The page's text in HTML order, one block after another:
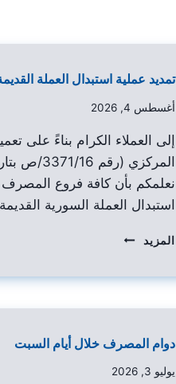
تمديد عملية استبدال العملة
أغسطس 4, 2026
إلى العملاء الكرام بناءً على
نعلمكم بأن كافة فروع المصرف
استبدال العملة السورية
المزيد
دوام المصرف خلال أيام السبت
يوليو 3, 2026